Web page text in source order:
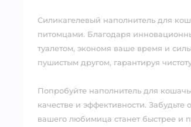
Силикагелевый наполнитель для
питомцами. Благодаря
туалетом, экономя ваше время и
пушистым другом, гарантируя
Попробуйте наполнитель для
качестве и эффективности.
вашего любимица станет быстрее и